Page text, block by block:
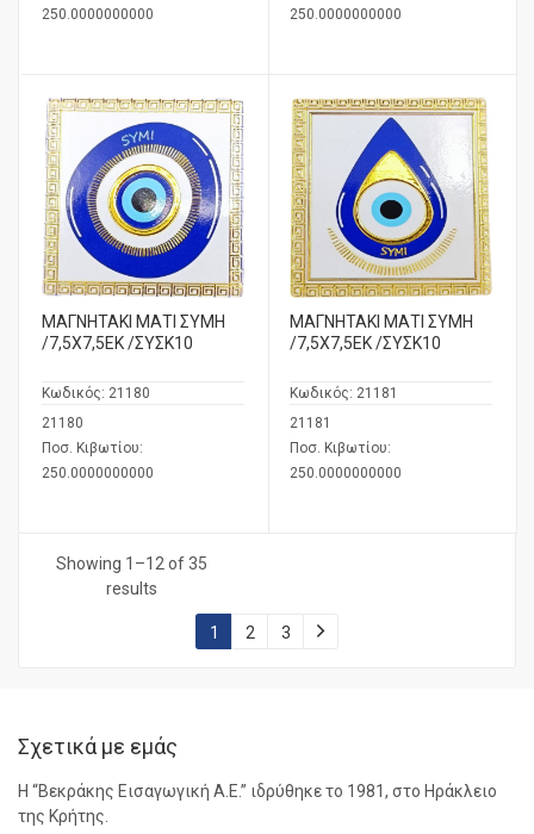
250.0000000000
250.0000000000
ΜΑΓΝΗΤΑΚΙ ΜΑΤΙ ΣΥΜΗ
/7,5Χ7,5ΕΚ /ΣΥΣΚ10
Κωδικός: 21180
21180
Ποσ. Κιβωτίου:
250.0000000000
ΜΑΓΝΗΤΑΚΙ ΜΑΤΙ ΣΥΜΗ
/7,5Χ7,5ΕΚ /ΣΥΣΚ10
Κωδικός: 21181
21181
Ποσ. Κιβωτίου:
250.0000000000
Showing 1–12 of 35
results
1 2 3
Σχετικά με εμάς
Η “Βεκράκης Εισαγωγική Α.Ε.” ιδρύθηκε το 1981, στο Ηράκλειο
της Κρήτης.